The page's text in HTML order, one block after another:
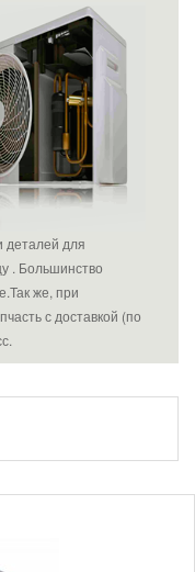
деталей для
. Большинство
же, при
с доставкой (по